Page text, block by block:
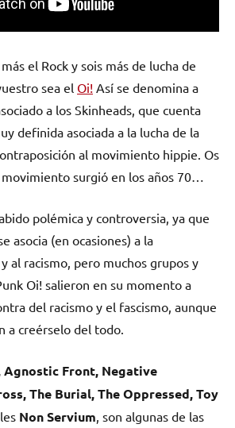
el Rock y sois más de lucha de
sea el Oi! Así se denomina a
a los Skinheads, que cuenta
definida asociada a la lucha de la
al movimiento hippie. Os
surgió en los años 70…
polémica y controversia, ya que
asocia (en ocasiones) a la
al racismo, pero muchos grupos y
Oi! salieron en su momento a
del racismo y el fascismo, aunque
a creérselo del todo.
Front, Negative
The Burial, The Oppressed, Toy
Non Servium, son algunas de las